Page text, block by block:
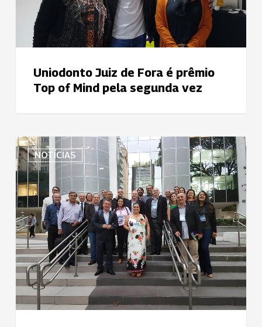
pela
Uniodonto Juiz de Fora é prêmio
Top of Mind pela segunda vez
NOTÍCIAS
Dirigentes
da
Uniodonto
participam
da
última
etapa
do
Projeto
Conhecer
para
Cooperar